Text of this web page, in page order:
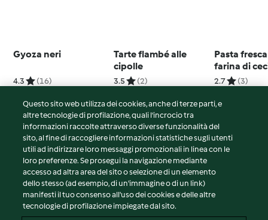
Gyoza neri
4.3 (16)
Tarte flambé alle
cipolle
3.5 (2)
Pasta
farina di
glutine,
zucchero)
2.7 (3)
© Copyright 2026
Termini del servizio
Informativa sulla privacy
Avvertenze generali
Note legali
Questo sito web utilizza dei cookies, anche di terze parti, e
altre tecnologie di profilazione, quali l’incrocio tra
informazioni raccolte attraverso diverse funzionalità del
sito, al fine di raccogliere informazioni statistiche sugli utenti
utili ad indirizzare loro messaggi promozionali in linea con le
loro preferenze. Se prosegui la navigazione mediante
accesso ad altra area del sito o selezione di un elemento
dello stesso (ad esempio, di un'immagine o di un link)
manifesti il tuo consenso all'uso dei cookies e delle altre
tecnologie di profilazione impiegate dal sito.